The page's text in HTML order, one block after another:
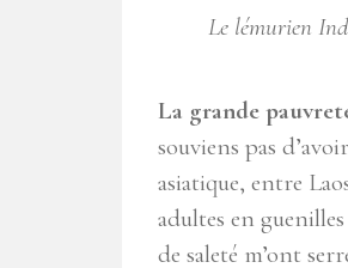
Le lémurien
La grande
souviens pas
asiatique, entre
adultes en
de saleté m’ont